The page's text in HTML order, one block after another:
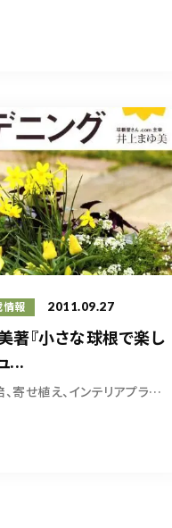
情報 2011.09.27
著『小さな球根で楽し
...
コンテナ栽培、寄せ植え、インテリアプランツを...